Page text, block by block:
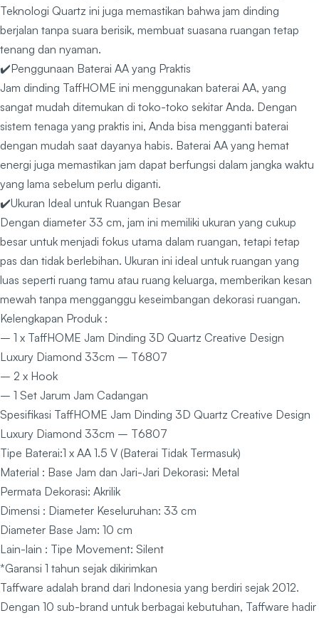
Teknologi Quartz ini juga memastikan bahwa jam dinding
berjalan tanpa suara berisik, membuat suasana ruangan tetap
tenang dan nyaman.
✔️Penggunaan Baterai AA yang Praktis
Jam dinding TaffHOME ini menggunakan baterai AA, yang
sangat mudah ditemukan di toko-toko sekitar Anda. Dengan
sistem tenaga yang praktis ini, Anda bisa mengganti baterai
dengan mudah saat dayanya habis. Baterai AA yang hemat
energi juga memastikan jam dapat berfungsi dalam jangka waktu
yang lama sebelum perlu diganti.
✔️Ukuran Ideal untuk Ruangan Besar
Dengan diameter 33 cm, jam ini memiliki ukuran yang cukup
besar untuk menjadi fokus utama dalam ruangan, tetapi tetap
pas dan tidak berlebihan. Ukuran ini ideal untuk ruangan yang
luas seperti ruang tamu atau ruang keluarga, memberikan kesan
mewah tanpa mengganggu keseimbangan dekorasi ruangan.
Kelengkapan Produk :
– 1 x TaffHOME Jam Dinding 3D Quartz Creative Design
Luxury Diamond 33cm – T6807
– 2 x Hook
– 1 Set Jarum Jam Cadangan
Spesifikasi TaffHOME Jam Dinding 3D Quartz Creative Design
Luxury Diamond 33cm – T6807
Tipe Baterai:1 x AA 1.5 V (Baterai Tidak Termasuk)
Material : Base Jam dan Jari-Jari Dekorasi: Metal
Permata Dekorasi: Akrilik
Dimensi : Diameter Keseluruhan: 33 cm
Diameter Base Jam: 10 cm
Lain-lain : Tipe Movement: Silent
*Garansi 1 tahun sejak dikirimkan
Taffware adalah brand dari Indonesia yang berdiri sejak 2012.
Dengan 10 sub-brand untuk berbagai kebutuhan, Taffware hadir